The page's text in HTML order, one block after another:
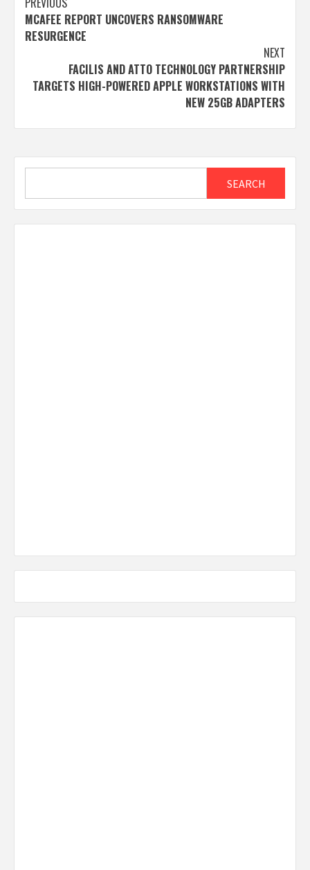
navigation
MCAFEE REPORT UNCOVERS RANSOMWARE
RESURGENCE
NEXT
FACILIS AND ATTO TECHNOLOGY PARTNERSHIP
TARGETS HIGH-POWERED APPLE WORKSTATIONS WITH
NEW 25GB ADAPTERS
SEARCH